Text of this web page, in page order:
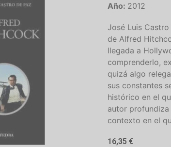
Año: 2012
José Luis
de Alfred
llegada a
comprenderlo,
quizá algo
sus constantes
histórico en el
autor profundiza
contexto en el
16,35€